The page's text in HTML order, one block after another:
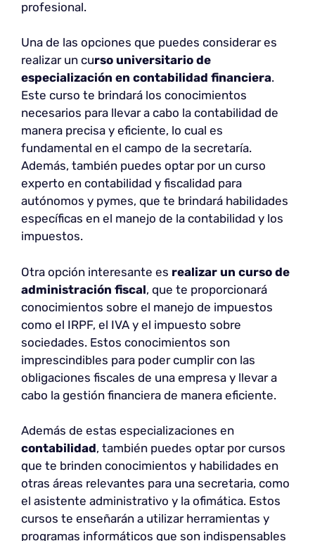
profesional.
Una de las opciones que puedes considerar es
realizar un curso universitario de
especialización en contabilidad financiera.
Este curso te brindará los conocimientos
necesarios para llevar a cabo la contabilidad de
manera precisa y eficiente, lo cual es
fundamental en el campo de la secretaría.
Además, también puedes optar por un curso
experto en contabilidad y fiscalidad para
autónomos y pymes, que te brindará habilidades
específicas en el manejo de la contabilidad y los
impuestos.
Otra opción interesante es realizar un curso de
administración fiscal, que te proporcionará
conocimientos sobre el manejo de impuestos
como el IRPF, el IVA y el impuesto sobre
sociedades. Estos conocimientos son
imprescindibles para poder cumplir con las
obligaciones fiscales de una empresa y llevar a
cabo la gestión financiera de manera eficiente.
Además de estas especializaciones en
contabilidad, también puedes optar por cursos
que te brinden conocimientos y habilidades en
otras áreas relevantes para una secretaria, como
el asistente administrativo y la ofimática. Estos
cursos te enseñarán a utilizar herramientas y
programas informáticos que son indispensables